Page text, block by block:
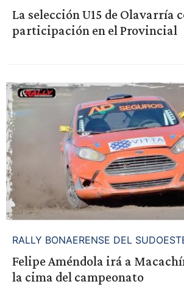
La selección U15 de Olavarría
participación en el Provincial
RALLY BONAERENSE DEL
Felipe Améndola irá a
la cima del campeonato